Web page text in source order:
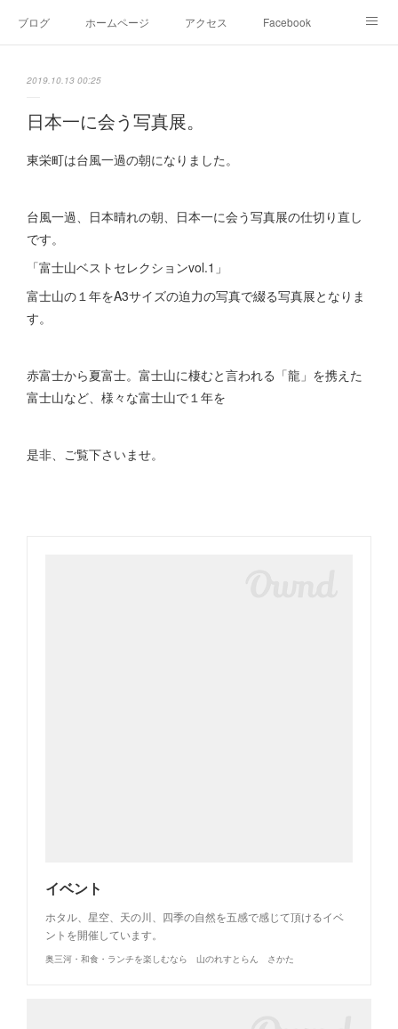
ブログ ホームページ アクセス Facebook
2019.10.13 00:25
日本一に会う写真展。
東栄町は台風一過の朝になりました。
台風一過、日本晴れの朝、日本一に会う写真展の仕切り直し
です。
「富士山ベストセレクションvol.1」
富士山の１年をA3サイズの迫力の写真で綴る写真展となりま
す。
赤富士から夏富士。富士山に棲むと言われる「龍」を携えた
富士山など、様々な富士山で１年を
是非、ご覧下さいませ。
イベント
ホタル、星空、天の川、四季の自然を五感で感じて頂けるイベ
ントを開催しています。
奥三河・和食・ランチを楽しむなら 山のれすとらん さかた